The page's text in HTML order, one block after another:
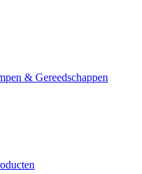
& Gereedschappen